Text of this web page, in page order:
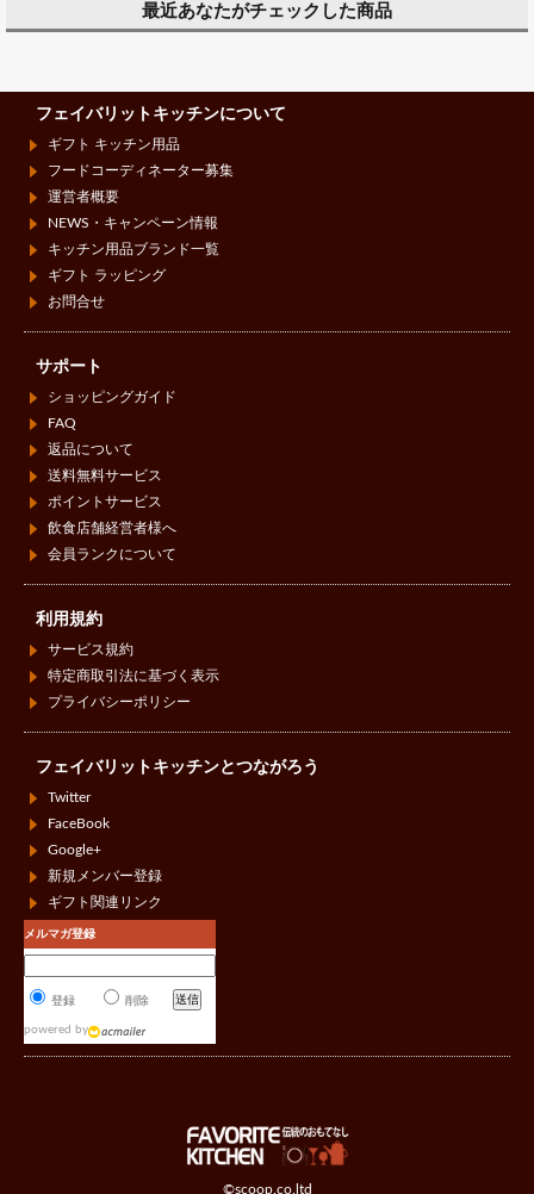
最近あなたがチェックした商品
©scoop.co.ltd
フェイバリットキッチンについて
ギフト キッチン用品
フードコーディネーター募集
運営者概要
NEWS・キャンペーン情報
キッチン用品ブランド一覧
ギフト ラッピング
お問合せ
サポート
ショッピングガイド
FAQ
返品について
送料無料サービス
ポイントサービス
飲食店舗経営者様へ
会員ランクについて
利用規約
サービス規約
特定商取引法に基づく表示
プライバシーポリシー
フェイバリットキッチンとつながろう
Twitter
FaceBook
Google+
新規メンバー登録
ギフト関連リンク
メルマガ登録
登録 削除
powered by